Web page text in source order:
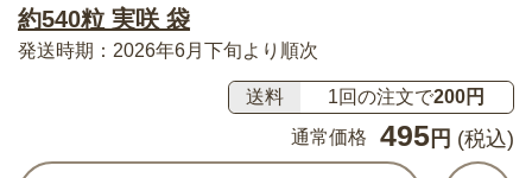
約540粒 実咲 袋
発送時期：2026年6月下旬より順次
送料 1回の注文で200円
通常価格
495 円 (税込)